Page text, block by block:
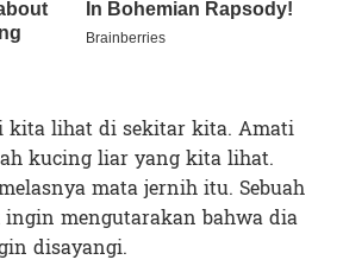
kita lihat di sekitar kita. Amati
kucing liar yang kita lihat.
mata jernih itu. Sebuah
mengutarakan bahwa dia
disayangi.